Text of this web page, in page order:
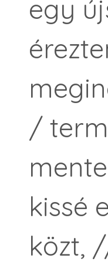
egy
/
kissé
közt,